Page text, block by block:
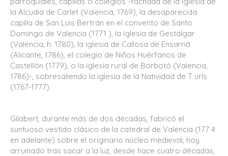
la Alcudia de Carlet (Valencia, 1769), la desaparecida
capilla de San Luis Bertrán en el convento de Santo
Domingo de Valencia (1771 ), la iglesia de Gestalgar
(Valencia, h. 1780), la iglesia de Callosa de Ensarriá
(Alicante, 1786), el colegio de Niños Huérfanos de
Castellón (1779), o la iglesia rural de Borbotó (Valencia,
1786)-, sobresaliendo la iglesia de la Natividad de T urís
(1767-1777).
Gilabert, durante más de dos décadas, fabricó el
suntuoso vestido clásico de la catedral de Valencia (177 4
en adelante) sobre el originario núcleo medieval, hoy
arruinado tras sacar a la luz, desde hace cuatro décadas,